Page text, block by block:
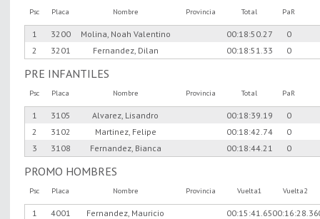
Psc Placa Nombre Provincia Total PaR
1 3200 Molina, Noah Valentino 00:18:50.27
0
2
3201 Fernandez, Dilan 00:18:51.33 0
PRE INFANTILES
Psc Placa Nombre Provincia Total PaR
1 3105 Alvarez, Lisandro 00:18:39.19
0
2
3102 Martinez, Felipe 00:18:42.74
0
3
3108 Fernandez, Bianca 00:18:44.21 0
PROMO HOMBRES
Psc Placa Nombre Provincia Vuelta1 Vuelta2
1 4001 Fernandez, Mauricio 00:15:41.6500:16:28.36